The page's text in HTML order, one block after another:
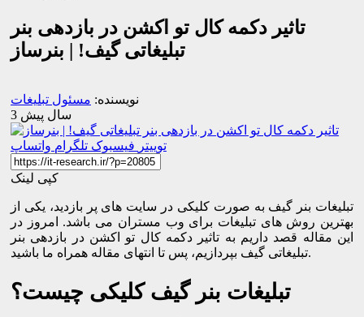
تاثیر دکمه کال تو اکشن در بازدهی بنر
تبلیغاتی گیف! | بنرساز
نویسنده: مسئول تبلیغات
3 سال پیش
توییتر فیسبوک تلگرام واتساپ
کپی لینک
تبلیغات بنر گیف به صورت کلیکی در سایت های پر بازدید، یکی از
بهترین روش های تبلیغات برای وب مستران می باشد. امروز در
این مقاله قصد داریم به تاثیر دکمه کال تو اکشن در بازدهی بنر
تبلیغاتی گیف بپردازیم، پس تا انتهای مقاله همراه ما باشید.
تبلیغات بنر گیف کلیکی چیست؟